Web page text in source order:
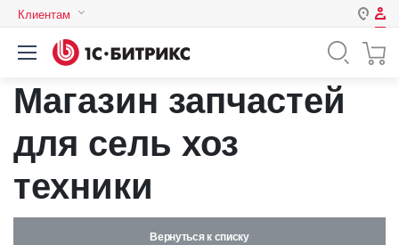
Клиентам
Казахстан
Авторизация
Зарегистрироваться
Логин
Магазин запчастей
для сель хоз
техники
Вернуться к списку